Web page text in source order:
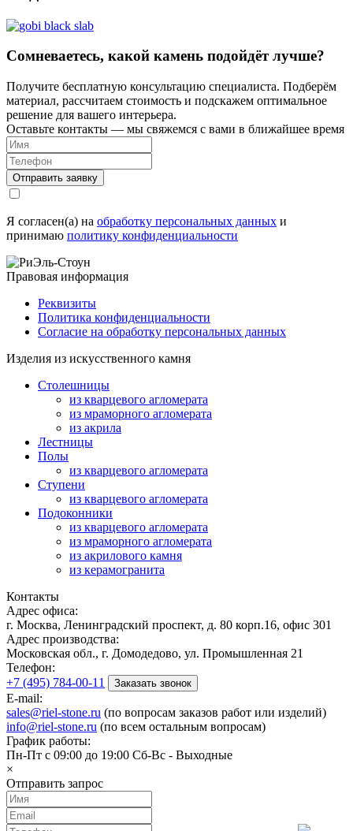
Сомневаетесь, какой камень подойдёт лучше?
Получите бесплатную консультацию специалиста. Подберём
материал, рассчитаем стоимость и подскажем оптимальное
решение для вашего интерьера.
Оставьте контакты — мы свяжемся с вами в ближайшее время
Я согласен(а) на обработку персональных данных и
принимаю политику конфиденциальности
Правовая информация
Реквизиты
Политика конфиденциальности
Согласие на обработку персональных данных
Изделия из искусственного камня
Столешницы
из кварцевого агломерата
из мраморного агломерата
из акрила
Лестницы
Полы
из кварцевого агломерата
Ступени
из кварцевого агломерата
Подоконники
из кварцевого агломерата
из мраморного агломерата
из акрилового камня
из керамогранита
Контакты
Адрес офиса:
г. Москва, Ленинградский проспект, д. 80 корп.16, офис 301
Адрес производства:
Московская обл., г. Домодедово, ул. Промышленная 21
Телефон:
+7 (495) 784-00-11
Заказать звонок
E-mail:
sales@riel-stone.ru (по вопросам заказов работ или изделий)
info@riel-stone.ru (по всем остальным вопросам)
График работы:
Пн-Пт с 09:00 до 19:00 Сб-Вс - Выходные
×
Отправить запрос